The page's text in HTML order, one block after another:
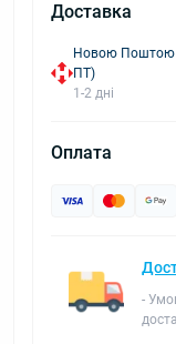
Доставка
Новою Поштою
ПТ)
1-2 дні
Оплата
-